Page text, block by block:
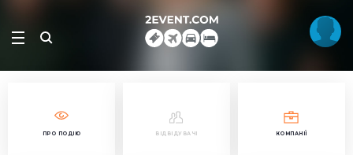
ПРО ПОДІЮ ВІДВІДУВАЧІ КОМПАНІЇ